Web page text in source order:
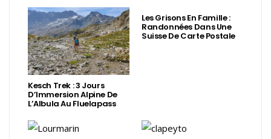
Kesch Trek : 3 Jours
D’Immersion Alpine De
L’Albula Au Fluelapass
Les Grisons En Famille :
Randonnées Dans Une
Suisse De Carte Postale